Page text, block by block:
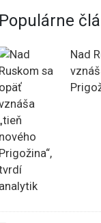
Populárne
Nad